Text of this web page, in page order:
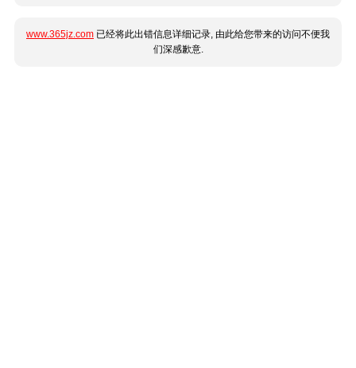
www.365jz.com 已经将此出错信息详细记录, 由此给您带来的访问不便我
们深感歉意.